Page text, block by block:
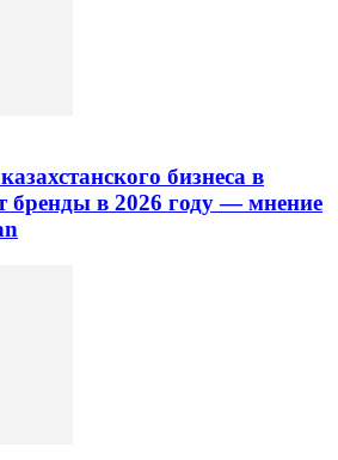
бизнеса в
бренды в 2026 году — мнение